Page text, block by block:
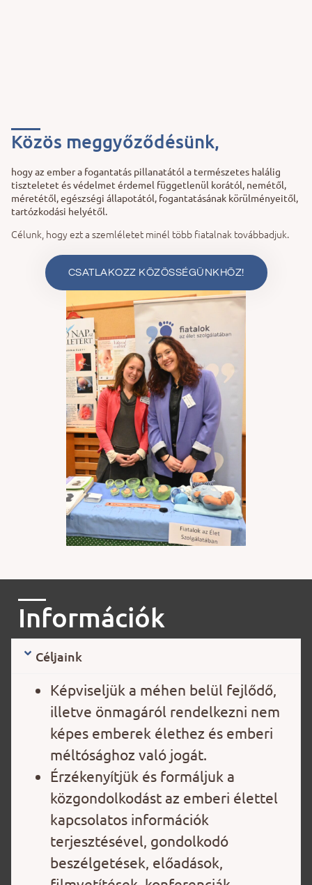
Közös meggyőződésünk,
hogy az ember a fogantatás pillanatától a természetes halálig
tiszteletet és védelmet érdemel függetlenül korától, nemétől,
méretétől, egészségi állapotától, fogantatásának körülményeitől,
tartózkodási helyétől.
Célunk, hogy ezt a szemléletet minél több fiatalnak továbbadjuk.
CSATLAKOZZ KÖZÖSSÉGÜNKHÖZ!
Információk
Céljaink
Képviseljük a méhen belül fejlődő,
illetve önmagáról rendelkezni nem
képes emberek élethez és emberi
méltósághoz való jogát.
Érzékenyítjük és formáljuk a
közgondolkodást az emberi élettel
kapcsolatos információk
terjesztésével, gondolkodó
beszélgetések, előadások,